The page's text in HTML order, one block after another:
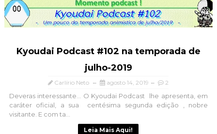
Kyoudai Podcast #102 na temporada de
julho-2019
Carlírio Neto agosto 14, 2019 2
Deveras interessante... O Kyoudai Podcast lhe apresenta, em
caráter oficial, a sua centésima segunda edição , nobre
visitante. E com ta...
Leia Mais Aqui!